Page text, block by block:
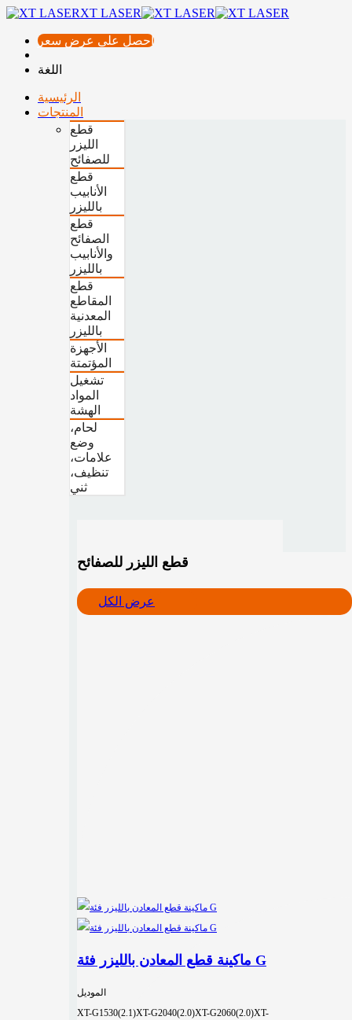
XT LASER
احصل على عرض سعر
اللغة
الرئيسية
المنتجات
قطع
الليزر
للصفائح
قطع
الأنابيب
بالليزر
قطع
الصفائح
والأنابيب
بالليزر
قطع
المقاطع
المعدنية
بالليزر
الأجهزة
المؤتمتة
تشغيل
المواد
الهشة
لحام،
وضع
علامات،
تنظيف،
ثني
قطع الليزر للصفائح
عرض الكل
ماكينة قطع المعادن بالليزر فئة G
الموديل
XT-G1530(2.1)XT-G2040(2.0)XT-G2060(2.0)XT-